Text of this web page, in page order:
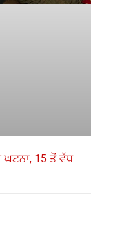
ਘਟਨਾ, 15 ਤੋਂ ਵੱਧ